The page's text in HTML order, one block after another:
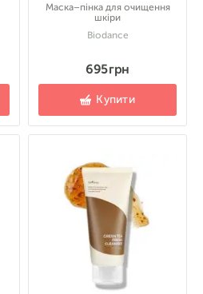
Маска–пінка для очищення
шкіри
Biodance
695 грн
Купити